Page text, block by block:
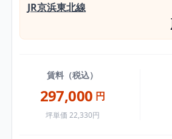
JR京浜東北線
賃料（税込）
297,000 円
坪単価 22,330円